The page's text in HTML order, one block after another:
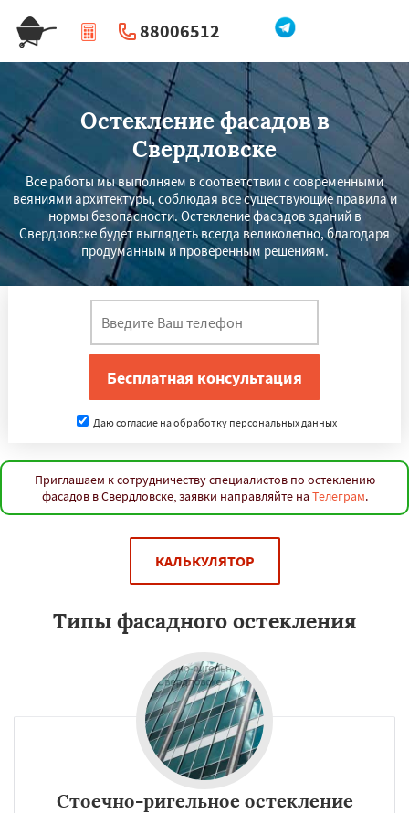
88006512
| Перезвоните мне
Остекление фасадов в
Свердловске
Все работы мы выполняем в соответствии с современными
веяниями архитектуры, соблюдая все существующие правила и
нормы безопасности. Остекление фасадов зданий в
Свердловске будет выглядеть всегда великолепно, благодаря
продуманным и проверенным решениям.
Даю согласие на обработку персональных данных
Приглашаем к сотрудничеству специалистов по остеклению
фасадов в Свердловске, заявки направляйте на Телеграм.
КАЛЬКУЛЯТОР
Типы фасадного остекления
Стоечно-ригельное остекление